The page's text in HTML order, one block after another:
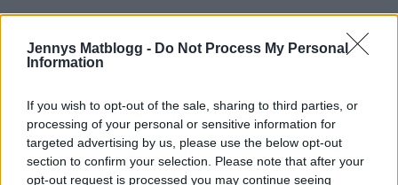
Jennys Matblogg - Do Not Process My Personal
Information
If you wish to opt-out of the sale, sharing to third parties, or
processing of your personal or sensitive information for
targeted advertising by us, please use the below opt-out
section to confirm your selection. Please note that after your
opt-out request is processed you may continue seeing
0 16 MAJ, 2012